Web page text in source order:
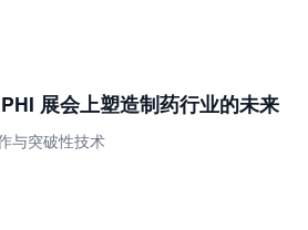
展会上塑造制药行业的未来
与突破性技术